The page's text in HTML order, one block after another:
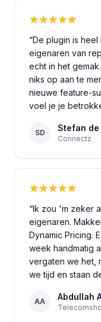
“De plugin is
eigenaren van
echt in het
niks op aan te
nieuwe feature-
voel je je
SD Stefan de
Connectz
“Ik zou 'm zeker
eigenaren.
Dynamic Pricing.
week handmatig
vergaten we het,
we tijd en staan
AA Abdullah